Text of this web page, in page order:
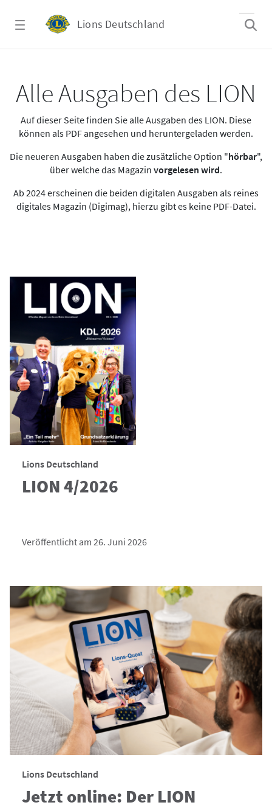
Lions Deutschland
Alle Ausgaben des LION
Auf dieser Seite finden Sie alle Ausgaben des LION. Diese
können als PDF angesehen und heruntergeladen werden.
Die neueren Ausgaben haben die zusätzliche Option "hörbar",
über welche das Magazin vorgelesen wird.
Ab 2024 erscheinen die beiden digitalen Ausgaben als reines
digitales Magazin (Digimag), hierzu gibt es keine PDF-Datei.
Lions Deutschland
LION 4/2026
Veröffentlicht am 26. Juni 2026
Lions Deutschland
Jetzt online: Der LION